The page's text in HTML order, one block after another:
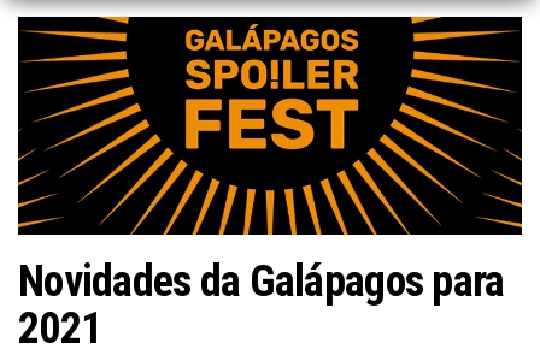
e
g
a
ç
ã
Novidades da Galápagos para
2021